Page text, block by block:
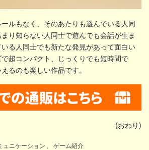
ルもなく、そのあたりも遊んでいる人同
り知らない人同士で遊んでも会話が生ま
る人同士でも新たな発見があって面白い
超コンパクト、じっくりでも短時間で
るのも楽しい作品です。
(おわり)
ュニケーション ゲーム紹介